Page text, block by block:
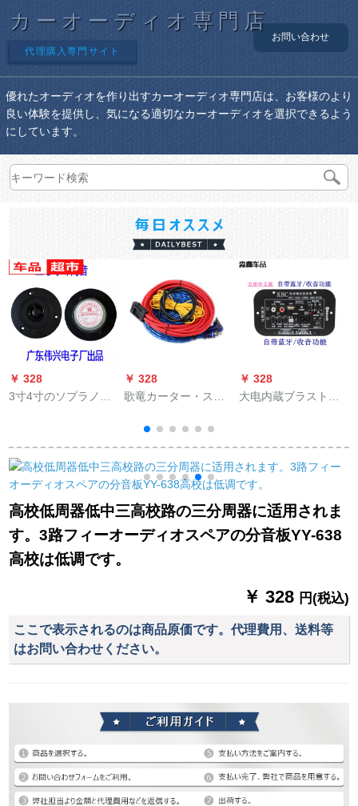
カーオーディオ専門店
代理購入専門サイト
お問い合わせ
優れたオーディオを作り出すカーオーディオ専門店は、お客様のより
良い体験を提供し、気になる適切なカーオーディオを選択できるよう
にしています。
￥ 328
3寸4寸のソプラノに
クのシャルムの高音3
寸のボンネットの音
のスペアに適用しま
す。
￥ 328
歌竜カーター・ステ
低音炮の电源ケベル/
保険胆/地线/コントロ
ロール/アウトレット/
アウトライン
￥ 328
大电内蔵ブラスト机
Bluetooth机能放机の
深灰色四角い中国语
モデルに适用しま
す、ブラストストウ
スを付けます。
高校低周器低中三高校路の三分周器に适用されま
す。3路フィーオーディオスペアの分音板YY-638
高校は低调です。
￥ 328 円(税込)
ここで表示されるのは商品原価です。代理費用、送料等
はお問い合わせください。